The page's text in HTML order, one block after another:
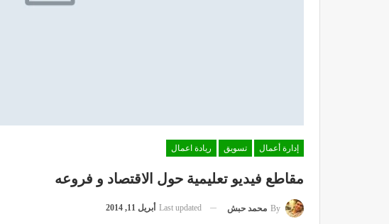
إدارة أعمال تسويق ريادة اعمال
مقاطع فيديو تعليمية حول الاقتصاد و فروعه
By محمد حبش Last updated أبريل 11, 2014